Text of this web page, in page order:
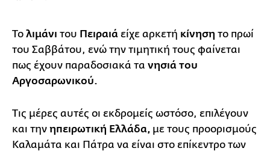
Το λιμάνι του Πειραιά είχε αρκετή κίνηση το πρωί
του Σαββάτου, ενώ την τιμητική τους φαίνεται
πως έχουν παραδοσιακά τα νησιά του
Αργοσαρωνικού.
Τις μέρες αυτές οι εκδρομείς ωστόσο, επιλέγουν
και την ηπειρωτική Ελλάδα, με τους προορισμούς
Καλαμάτα και Πάτρα να είναι στο επίκεντρο των